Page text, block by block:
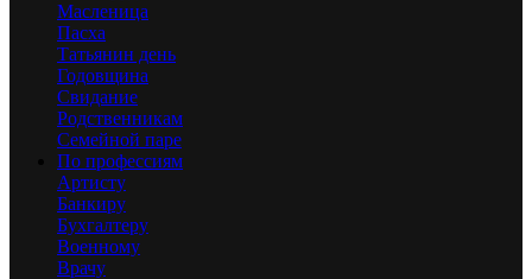
Масленица
Пасха
Татьянин день
Годовщина
Свидание
Родственникам
Семейной паре
По профессиям
Артисту
Банкиру
Бухгалтеру
Военному
Врачу